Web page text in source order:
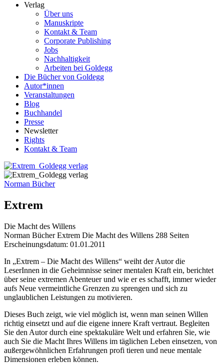
Verlag
Über uns
Manuskripte
Kontakt & Team
Corporate Publishing
Jobs
Nachhaltigkeit
Arbeiten bei Goldegg
Die Bücher von Goldegg
Autor*innen
Veranstaltungen
Blog
Buchhandel
Presse
Newsletter
Rights
Kontakt & Team
Norman Bücher
Extrem
Die Macht des Willens
Buchdetails
Norman Bücher Extrem Die Macht des Willens 288 Seiten
Erscheinungsdatum: 01.01.2011
Beschreibung
In „Extrem – Die Macht des Willens“ weiht der Autor die
LeserInnen in die Geheimnisse seiner mentalen Kraft ein, berichtet
über seine extremen Abenteuer und wie er es schafft, immer wieder
aufs Neue vermeintliche Grenzen zu sprengen und sich zu
unglaublichen Leistungen zu motivieren.
Dieses Buch zeigt, wie viel möglich ist, wenn man seinen Willen
richtig einsetzt und auf die eigene innere Kraft vertraut. Begleiten
Sie den Autor durch eine spektakuläre Welt und erfahren Sie, wie
auch Sie die Macht Ihres Willens im täglichen Leben einsetzen, von
außergewöhnlichen Erfahrungen profi tieren und neue mentale
Dimensionen erleben können.